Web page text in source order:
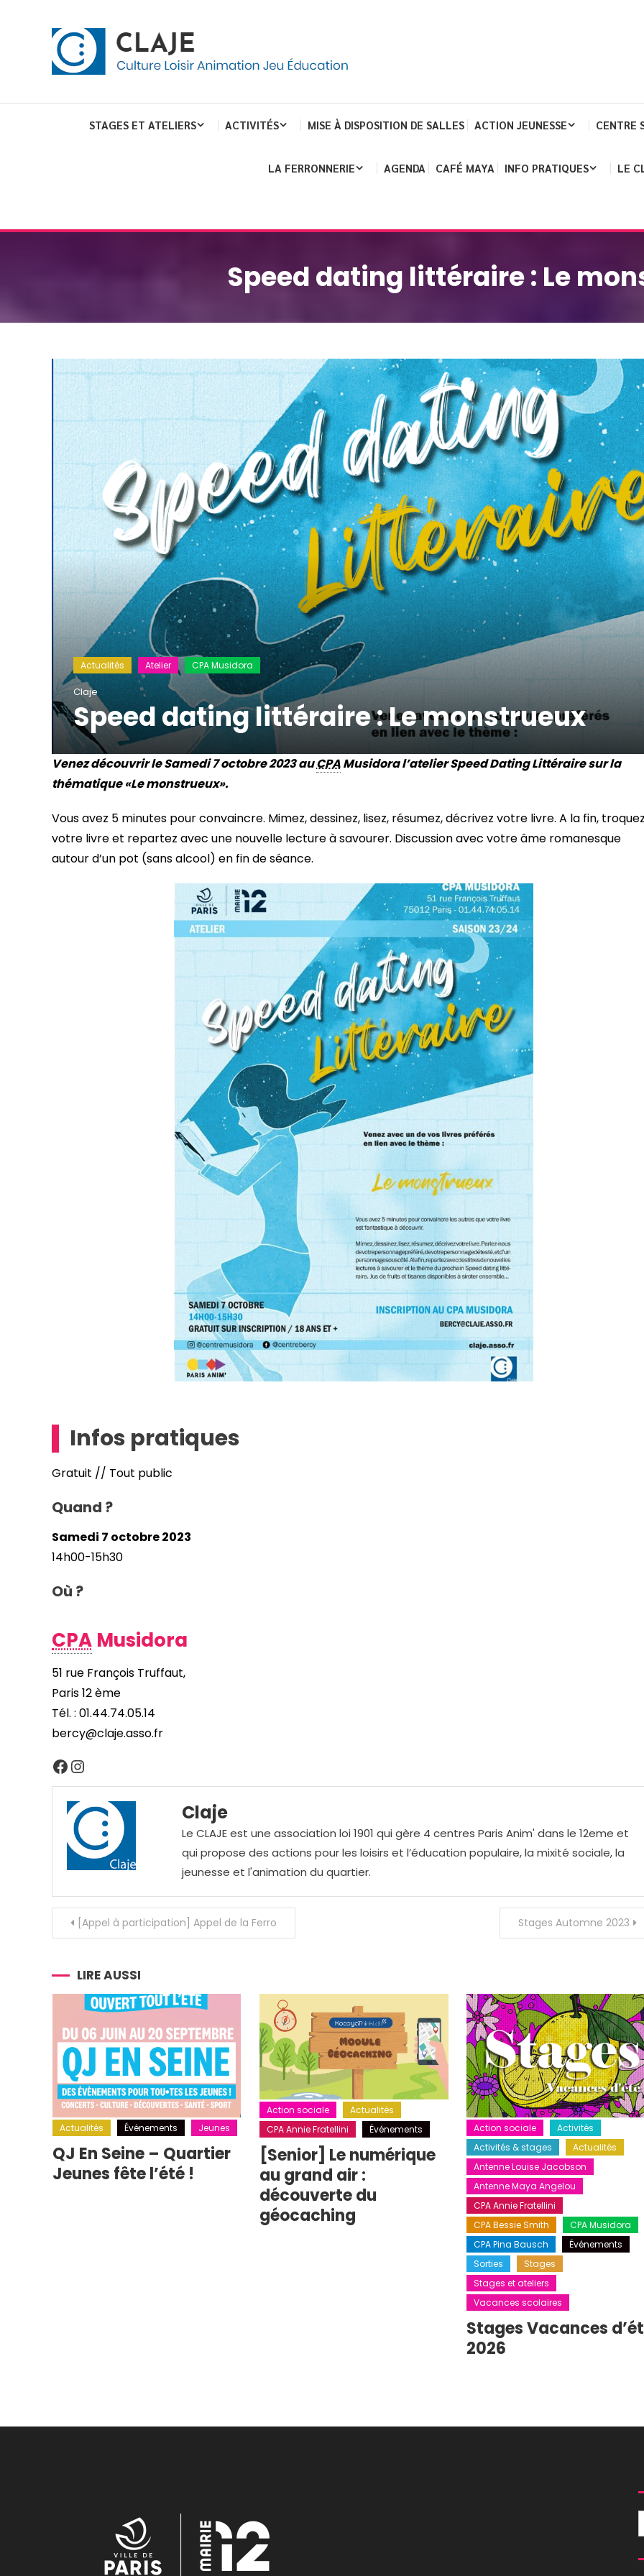
Claje
STAGES ET ATELIERS ACTIVITÉS MISE À DISPOSITION DE SALLES ACTION JEUNESSE CENTRE
LA FERRONNERIE AGENDA CAFÉ MAYA INFO PRATIQUES LE
Speed dating littéraire : Le
Actualités Atelier CPA Musidora
Claje
Speed dating littéraire : Le monstrueux
Venez découvrir le Samedi 7 octobre 2023 auCPAMusidora l’atelier Speed Dating Littéraire sur la
thématique «Le monstrueux».
Vous avez 5 minutes pour convaincre. Mimez, dessinez, lisez, résumez, décrivez votre livre. A la fin, troquez
votre livre et repartez avec une nouvelle lecture à savourer. Discussion avec votre âme romanesque
autour d’un pot (sans alcool) en fin de séance.
Infos pratiques
Gratuit // Tout public
Quand ?
Samedi 7 octobre 2023
14h00-15h30
Où ?
CPA Musidora
51 rue François Truffaut,
Paris 12 ème
Tél. : 01.44.74.05.14
bercy@claje.asso.fr
Facebook
Instagram
Claje
Le CLAJE est une association loi 1901 qui gère 4 centres Paris Anim' dans le 12eme et
qui propose des actions pour les loisirs et l’éducation populaire, la mixité sociale, la
jeunesse et l'animation du quartier.
Navigation
de
l’article
[Appel à participation] Appel de la Ferro Stages Automne 2023
LIRE AUSSI
Actualités Événements Jeunes
QJ En Seine – Quartier
Jeunes fête l’été !
Action sociale
Actualités
CPA Annie Fratellini
Événements
[Senior] Le numérique
au grand air :
découverte du
géocaching
Action sociale
Activités
Activités & stages
Actualités
Antenne Louise Jacobson
Antenne Maya Angelou
CPA Annie Fratellini
CPA Bessie Smith
CPA Musidora
CPA Pina Bausch
Événements
Sorties
Stages
Stages et ateliers
Vacances scolaires
Stages Vacances
2026